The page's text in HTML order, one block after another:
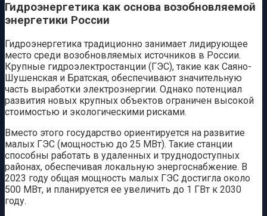
Гидроэнергетика как основа возобновляемой
энергетики России
Гидроэнергетика традиционно занимает лидирующее
место среди возобновляемых источников в России.
Крупные гидроэлектростанции (ГЭС), такие как Саяно-
Шушенская и Братская, обеспечивают значительную
часть выработки электроэнергии. Однако потенциал
развития новых крупных объектов ограничен высокой
стоимостью и экологическими рисками.
Вместо этого государство ориентируется на развитие
малых ГЭС (мощностью до 25 МВт). Такие станции
способны работать в удаленных и труднодоступных
районах, обеспечивая локальную энергоснабжение. В
2023 году общая мощность малых ГЭС достигла около
500 МВт, и планируется ее увеличить до 1 ГВт к 2030
году.